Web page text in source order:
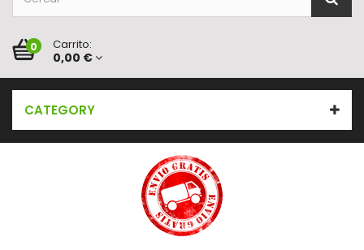
0 Carrito:
0,00 €
CATEGORY